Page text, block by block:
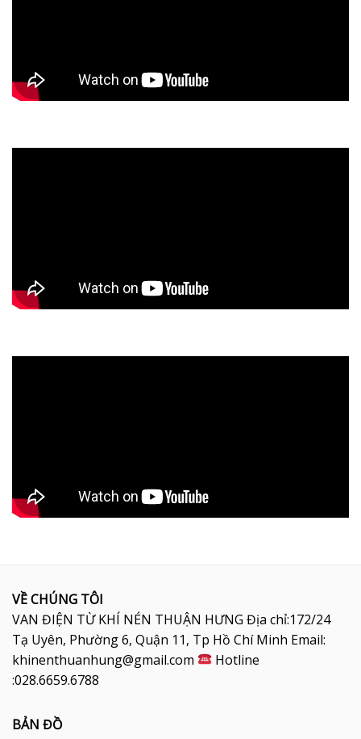
VỀ CHÚNG TÔI
VAN ĐIỆN TỪ KHÍ NÉN THUẬN HƯNG Địa chỉ:172/24
Tạ Uyên, Phường 6, Quận 11, Tp Hồ Chí Minh Email:
khinenthuanhung@gmail.com
Hotline
:028.6659.6788
BẢN ĐỒ